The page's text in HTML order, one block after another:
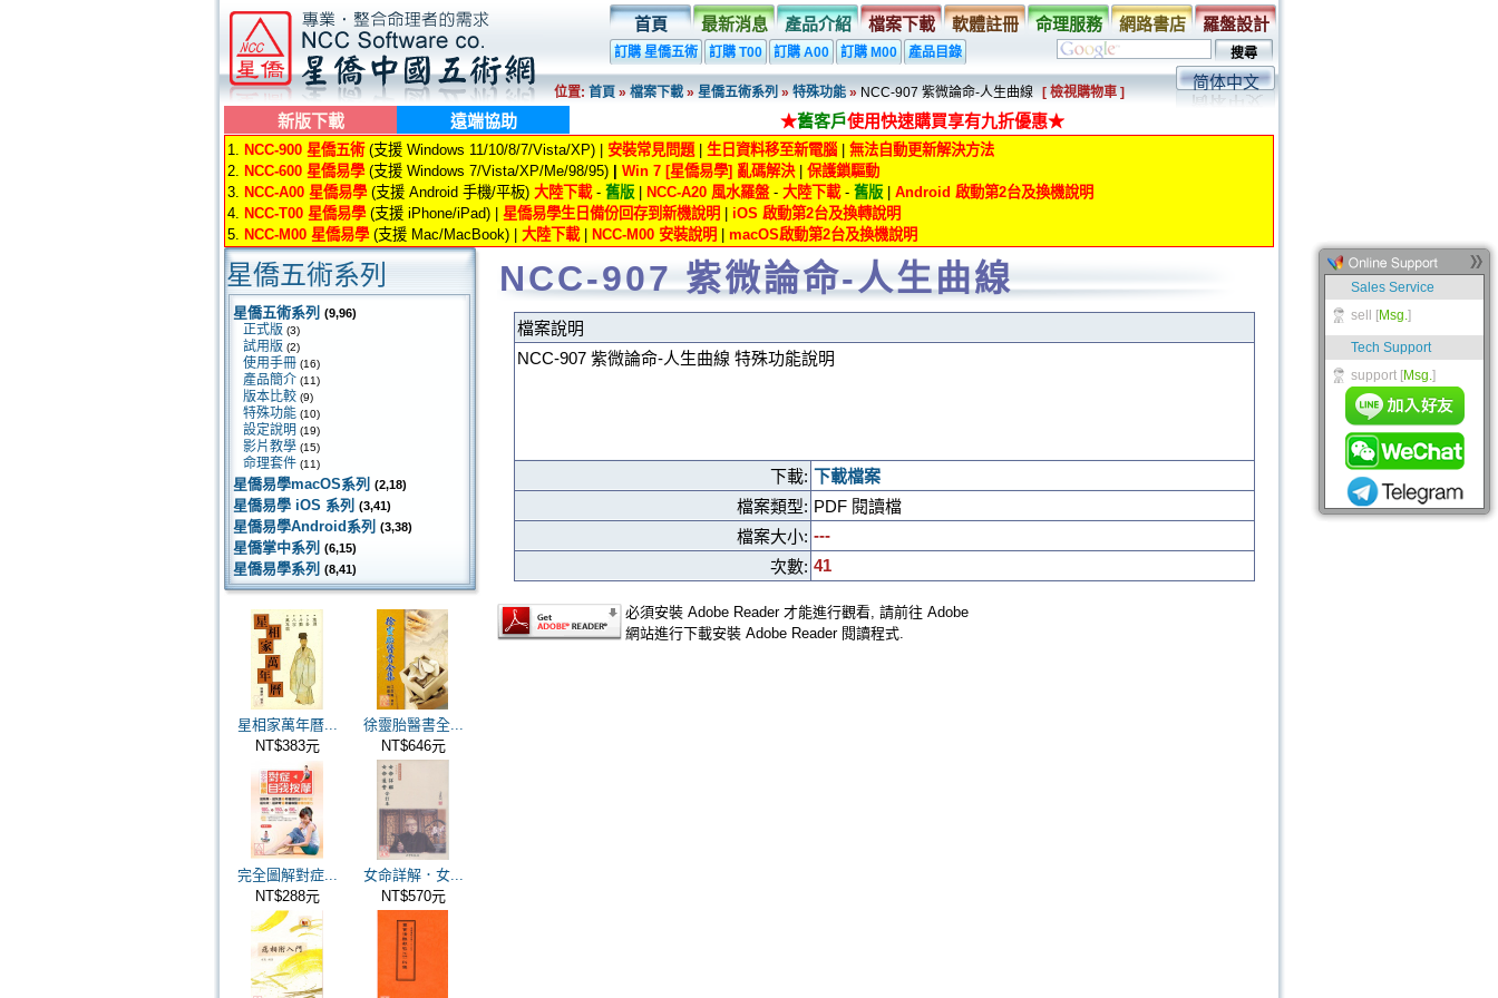
首頁 最新消息 產品介紹 檔案下載 軟體註冊 命理服務 網路書店 羅盤設計
訂購 星僑五術 訂購 T00 訂購 A00 訂購 M00 產品目錄
位置:首頁»檔案下載»星僑五術系列»特殊功能»NCC-907 紫微論命-人生曲線 [ 檢視購物車 ]
简体中文
新版下載 遠端協助 ★舊客戶使用快速購買享有九折優惠★
1. NCC-900 星僑五術(支援 Windows 11/10/8/7/Vista/XP) | 安裝常見問題| 生日資料移至新電腦| 無法自動更新解決方法
2. NCC-600 星僑易學(支援 Windows 7/Vista/XP/Me/98/95) Win 7 [星僑易學] 亂碼解決| 保護鎖驅動
3. NCC-A00 星僑易學(支援 Android 手機/平板) 大陸下載- 舊版 NCC-A20 風水羅盤- 大陸下載- 舊版
Android 啟動第2台及換機說明
4. NCC-T00 星僑易學(支援 iPhone/iPad) | 星僑易學生日備份回存到新機說明
iOS 啟動第2台及換轉說明
5. NCC-M00 星僑易學(支援 Mac/MacBook) | 大陸下載| NCC-M00 安裝說明 macOS啟動第2台及換機說明
星僑五術系列
星僑五術系列 (9,96)
正式版 (3)
試用版 (2)
使用手冊 (16)
產品簡介 (11)
版本比較 (9)
特殊功能 (10)
設定說明 (19)
影片教學 (15)
命理套件 (11)
星僑易學macOS系列 (2,18)
星僑易學 iOS 系列 (3,41)
星僑易學Android系列 (3,38)
星僑掌中系列 (6,15)
星僑易學系列 (8,41)
星相家萬年曆...
NT$383元
徐靈胎醫書全...
NT$646元
完全圖解對症...
NT$288元
女命詳解．女...
NT$570元
NCC-907 紫微論命-人生曲線
檔案說明
NCC-907 紫微論命-人生曲線 特殊功能說明
下載: 下載檔案
檔案類型: PDF 閱讀檔
檔案大小: ---
次數: 41
必須安裝 Adobe Reader 才能進行觀看, 請前往 Adobe
網站進行下載安裝 Adobe Reader 閱讀程式.